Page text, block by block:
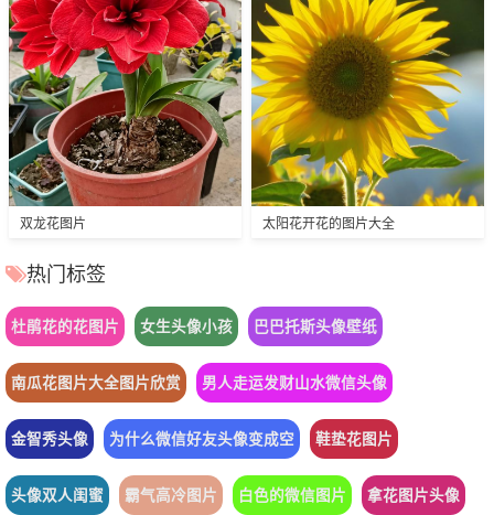
双龙花图片 太阳花开花的图片大全
热门标签
杜鹃花的花图片 女生头像小孩 巴巴托斯头像壁纸
南瓜花图片大全图片欣赏 男人走运发财山水微信头像
金智秀头像 为什么微信好友头像变成空 鞋垫花图片
头像双人闺蜜 霸气高冷图片 白色的微信图片 拿花图片头像